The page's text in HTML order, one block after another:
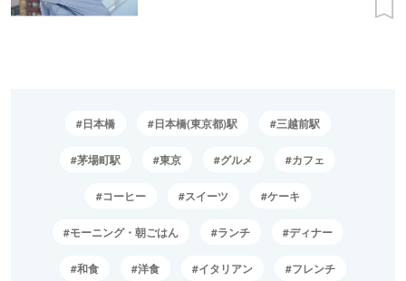
日本橋 日本橋(東京都)駅 三越前駅
茅場町駅 東京 グルメ カフェ
コーヒー スイーツ ケーキ
モーニング・朝ごはん ランチ ディナー
和食 洋食 イタリアン フレンチ